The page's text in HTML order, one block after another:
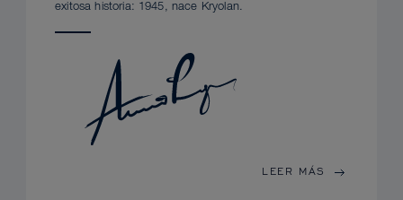
exitosa historia: 1945, nace Kryolan.
LEER MÁS